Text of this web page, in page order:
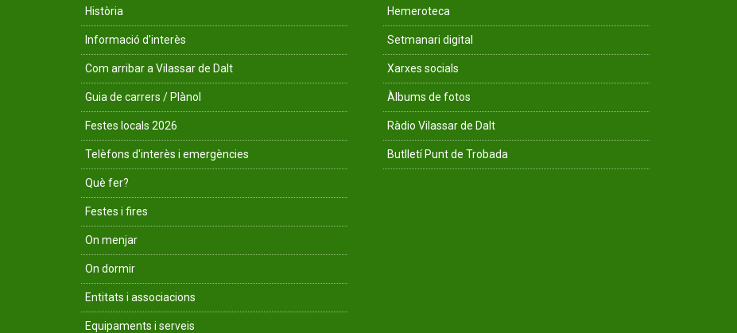
Història
Informació d'interès
Com arribar a Vilassar de Dalt
Guia de carrers / Plànol
Festes locals 2026
Telèfons d'interès i emergències
Què fer?
Festes i fires
On menjar
On dormir
Entitats i associacions
Equipaments i serveis
Hemeroteca
Setmanari digital
Xarxes socials
Àlbums de fotos
Ràdio Vilassar de Dalt
Butlletí Punt de Trobada